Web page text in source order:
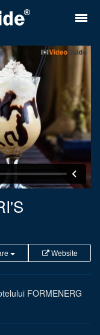
Website
FORMENERG
English